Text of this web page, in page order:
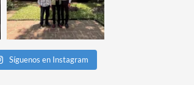
Síguenos en Instagram